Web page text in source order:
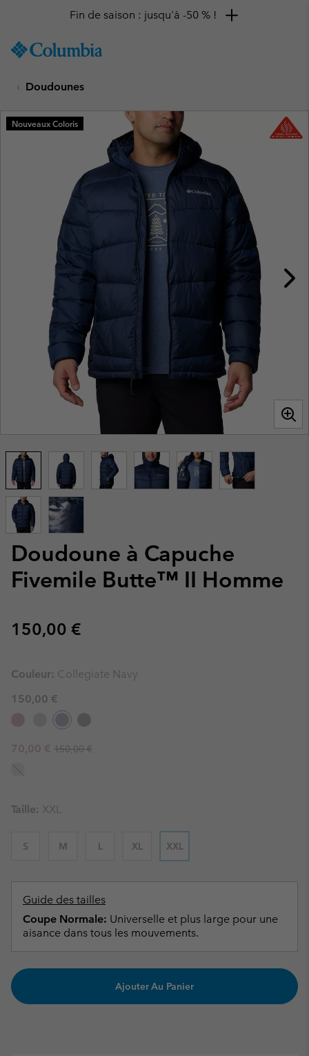
TO
SKIP
MAIN
NAV
Fin de saison : jusqu'à -50 % !
Doudounes
Doudoune à Capuche
Fivemile Butte™ II Homme
Regular price:
150,00 €
Nouveaux Coloris
Couleur: Collegiate Navy
150,00 €
Sale price:
70,00 € Regular price:
150,00 €
Taille: XXL
S M L XL XXL
Guide des tailles
Coupe Normale: Universelle et plus large pour une
aisance dans tous les mouvements.
Ajouter Au Panier